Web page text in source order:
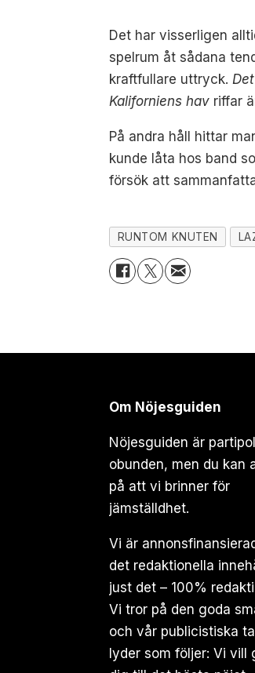
Det har visserligen
spelrum åt sådana
kraftfullare uttryck.
Kaliforniens hav riffar
På andra håll hittar
kunde låta hos band
försök att
RUNTOM KNUTEN
Om Nöjesguiden
Nöjesguiden är
obunden, men du kan
på att vi brinner för
jämställdhet.
Vi är
det redaktionella
just det – 100%
Vi tror på den goda
och vår publicistiska
lyder som följer: Vi vill